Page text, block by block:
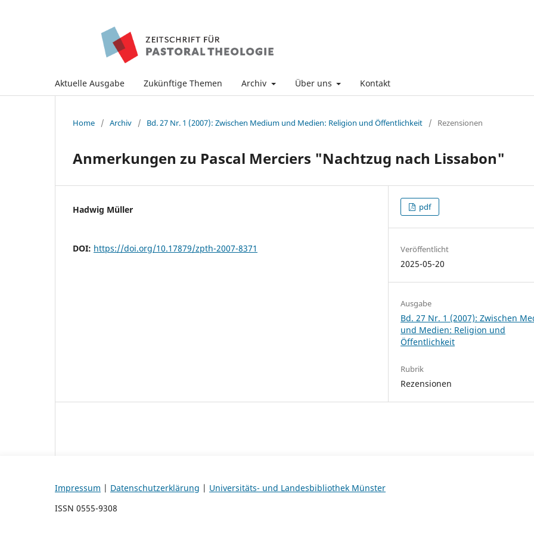
Aktuelle Ausgabe Zukünftige Themen Archiv Über uns Kontakt
Home / Archiv / Bd. 27 Nr. 1 (2007): Zwischen Medium und Medien: Religion und Öffentlichkeit / Rezensionen
Anmerkungen zu Pascal Merciers "Nachtzug nach Lissabon"
Hadwig Müller
DOI: https://doi.org/10.17879/zpth-2007-8371
pdf
Veröffentlicht
2025-05-20
Ausgabe
Bd. 27 Nr. 1 (2007): Zwischen
und Medien: Religion und
Öffentlichkeit
Rubrik
Rezensionen
Impressum | Datenschutzerklärung | Universitäts- und Landesbibliothek Münster
ISSN 0555-9308